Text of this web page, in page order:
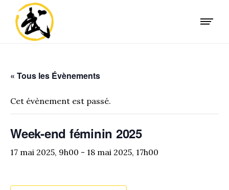
« Tous les Évènements
Cet évènement est passé.
Week-end féminin 2025
17 mai 2025, 9h00 - 18 mai 2025, 17h00